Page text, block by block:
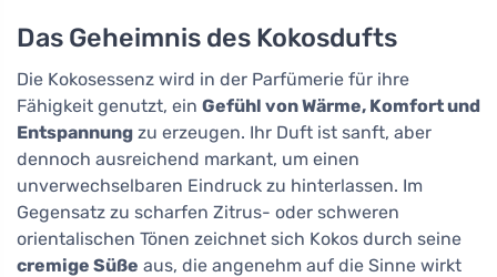
Das Geheimnis des Kokosdufts
Die Kokosessenz wird in der Parfümerie für ihre
Fähigkeit genutzt, ein Gefühl von Wärme, Komfort und
Entspannung zu erzeugen. Ihr Duft ist sanft, aber
dennoch ausreichend markant, um einen
unverwechselbaren Eindruck zu hinterlassen. Im
Gegensatz zu scharfen Zitrus- oder schweren
orientalischen Tönen zeichnet sich Kokos durch seine
cremige Süße aus, die angenehm auf die Sinne wirkt